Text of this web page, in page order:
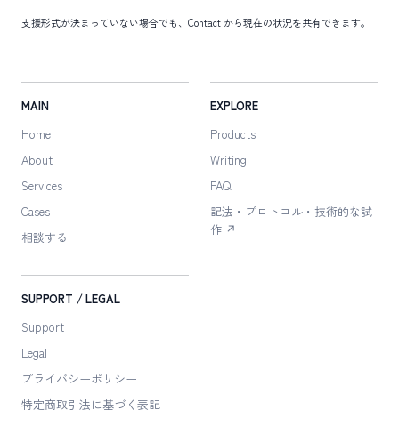
支援形式が決まっていない場合でも、Contact から現在の状況を共有できます。
MAIN
Home
About
Services
Cases
相談する
EXPLORE
Products
Writing
FAQ
記法・プロトコル・技術的な試
作 ↗
SUPPORT / LEGAL
Support
Legal
プライバシーポリシー
特定商取引法に基づく表記